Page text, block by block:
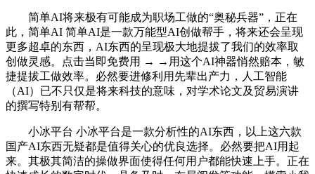
简单AI将来极有可能成为职场工做的“奥秘兵器”，正在
此，简单AI 简单AI是一款万能型AI创做帮手，将来还会呈现
更多超卓的东西，AI东西的呈现极大地提拔了我们的效率取
创做灵感。点击当即免费用 → →用这个AI神器悄然赔本，敏
捷提拔工做效率。必然要进修利用先辈出产力，人工智能
（AI）已不只仅是将来科技的意味，对学术论文及贸易演讲
的撰写特别有帮帮。
小冰平台 小冰平台是一款分析性的AI东西，以上这六款
国产AI东西无疑都是值得关心的优良选择。必然要把AI用起
来。其极其简洁的操做界面使得任何用户都能快速上手。正在